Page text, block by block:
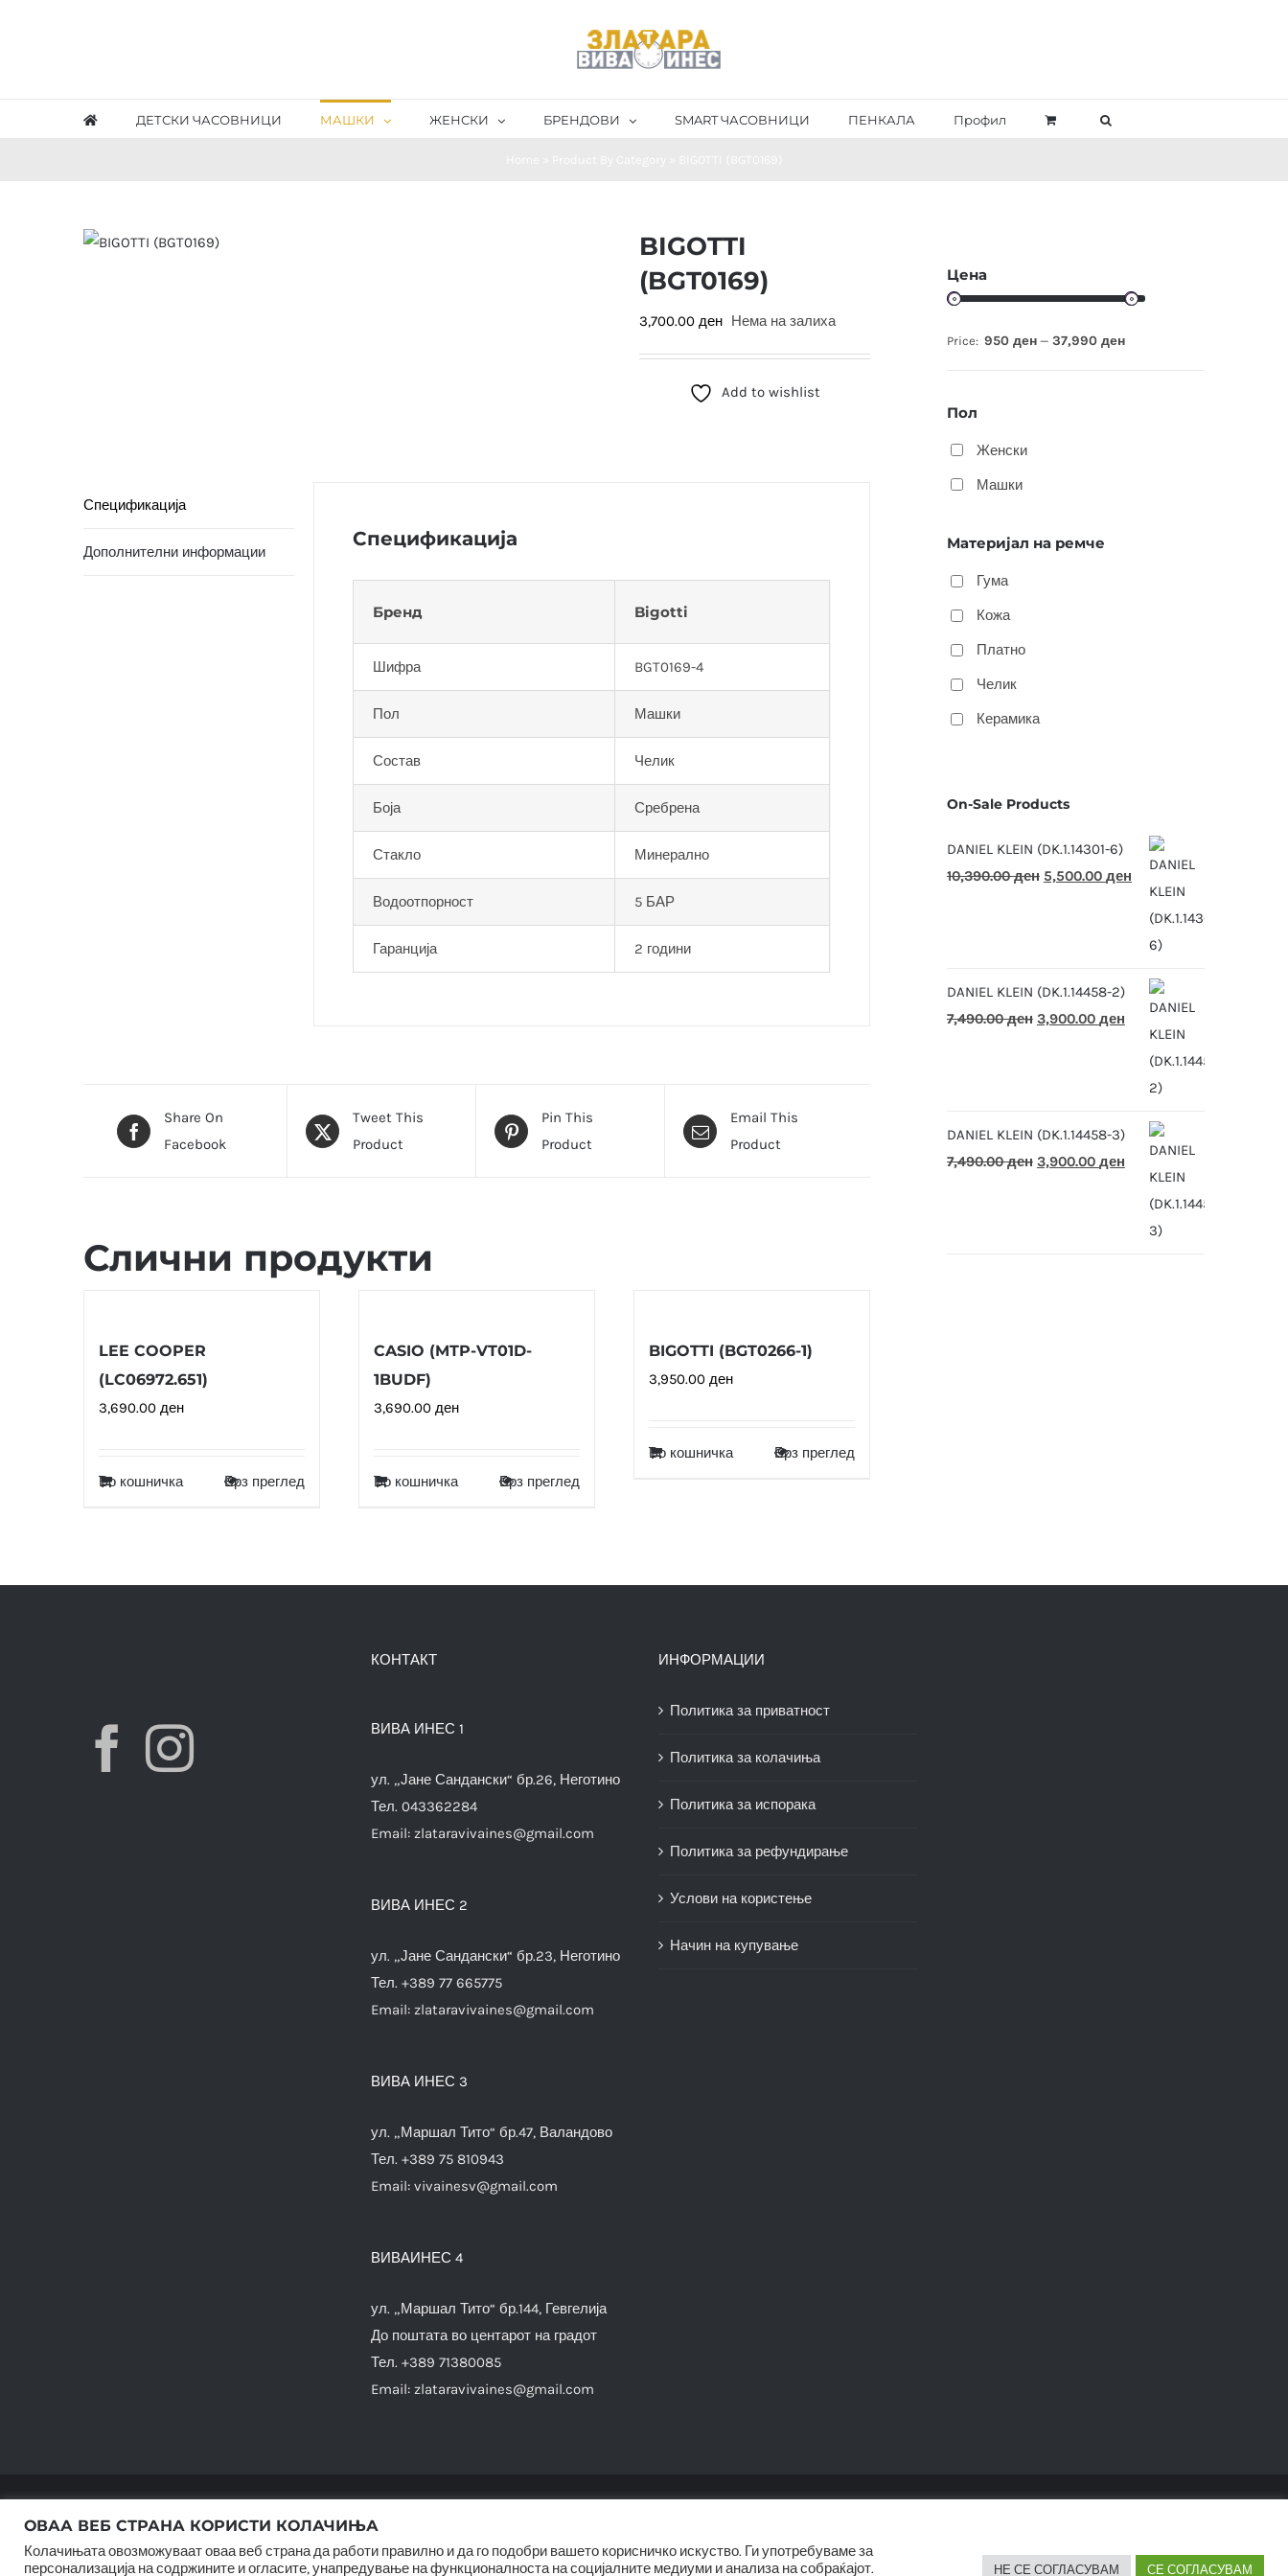
ДЕТСКИ ЧАСОВНИЦИ МАШКИ ЖЕНСКИ БРЕНДОВИ SMART ЧАСОВНИЦИ ПЕНКАЛА Профил
BIGOTTI
(BGT0169)
3,700.00 ден Нема на залиха
Add to wishlist
Спецификација
Дополнителни информации
Спецификација
Бренд Bigotti
Шифра BGT0169-4
Пол Машки
Состав Челик
Боја Сребрена
Стакло Минерално
Водоотпорност 5 БАР
Гаранција 2 години
Share On
Facebook
Tweet This
Product
Pin This
Product
Email This
Product
Слични продукти
LEE COOPER
(LC06972.651)
3,690.00 ден
Во кошничка Брз преглед
CASIO (MTP-VT01D-
1BUDF)
3,690.00 ден
Во кошничка Брз преглед
BIGOTTI (BGT0266-1)
3,950.00 ден
Во кошничка Брз преглед
Цена
Price: 950 ден— 37,990 ден
Пол
Женски
Машки
Материјал на ремче
Гума
Кожа
Платно
Челик
Керамика
On-Sale Products
DANIEL KLEIN (DK.1.14301-6)
10,390.00ден Original
5,500.00 денCurrent
price
5,500.00 ден.
DANIEL KLEIN (DK.1.14458-2)
7,490.00ден Original
3,900.00 денCurrent
price
3,900.00 ден.
DANIEL KLEIN (DK.1.14458-3)
7,490.00ден Original
3,900.00 денCurrent
price
3,900.00 ден.
КОНТАКТ
ВИВА ИНЕС 1
ул. „Јане Сандански“ бр.26, Неготино
Тел. 043362284
Email: zlataravivaines@gmail.com
ВИВА ИНЕС 2
ул. „Јане Сандански“ бр.23, Неготино
Тел. +389 77 665775
Email: zlataravivaines@gmail.com
ВИВА ИНЕС 3
ул. „Маршал Тито“ бр.47, Валандово
Тел. +389 75 810943
Email: vivainesv@gmail.com
ВИВАИНЕС 4
ул. „Маршал Тито“ бр.144, Гевгелија
До поштата во центарот на градот
Тел. +389 71380085
Email: zlataravivaines@gmail.com
ИНФОРМАЦИИ
Политика за приватност
Политика за колачиња
Политика за испорака
Политика за рефундирање
Услови на користење
Начин на купување
ОВАА ВЕБ СТРАНА КОРИСТИ КОЛАЧИЊА
Колачињата овозможуваат оваа веб страна да работи правилно и да го подобри вашето корисничко искуство. Ги употребуваме за
персонализација на содржините и огласите, унапредување на функционалноста на социјалните медиуми и анализа на собраќајот.
НЕ СЕ СОГЛАСУВАМ СЕ СОГЛАСУВАМ